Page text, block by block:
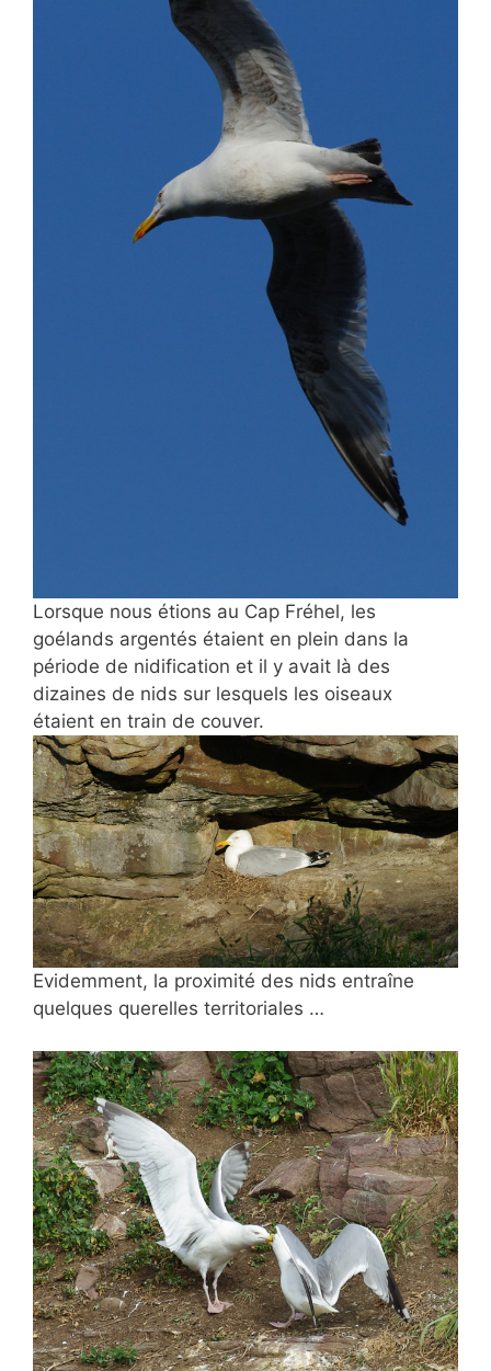
Lorsque nous étions au Cap Fréhel, les
goélands argentés étaient en plein dans la
période de nidification et il y avait là des
dizaines de nids sur lesquels les oiseaux
étaient en train de couver.
Evidemment, la proximité des nids entraîne
quelques querelles territoriales …